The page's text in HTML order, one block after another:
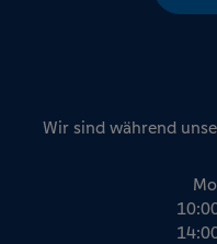
Wir sind während